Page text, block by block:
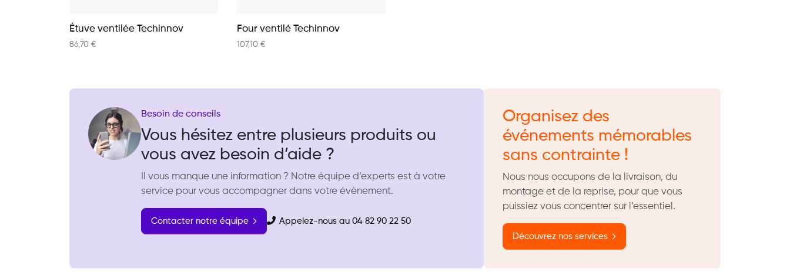
Étuve ventilée Techinnov
86,70 €
Four ventilé Techinnov
107,10 €
Besoin de conseils
Vous hésitez entre plusieurs produits ou
vous avez besoin d’aide ?
Il vous manque une information ? Notre équipe d’experts est à votre
service pour vous accompagner dans votre évènement.
Contacter notre équipe Appelez-nous au 04 82 90 22 50
Organisez des
événements mémorables
sans contrainte !
Nous nous occupons de la livraison, du
montage et de la reprise, pour que vous
puissiez vous concentrer sur l’essentiel.
Découvrez nos services